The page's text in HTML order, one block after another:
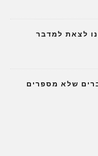
לצאת למדבר
לשבוע ביאכטה? 5 דברים שלא מספרים